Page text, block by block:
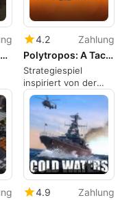
Commandos: Origins
4.2
Zahlung
Polytropos: A Tactical Odyssey
Strategiespiel
inspiriert von der
griechischen
Mythologie
4.9
Zahlung